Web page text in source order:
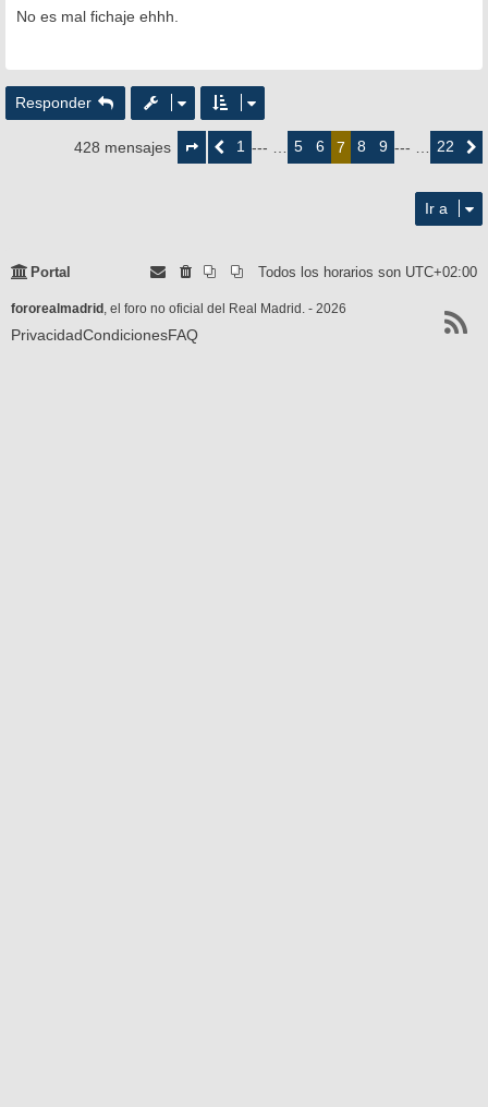
n
s
e
No es mal fichaje ehhh.
Responder
428 mensajes
Página
deAnterior
1 --- … 5 6 7 8 9 --- … 22
Ir a
Portal Todos los horarios son UTC+02:00
fororealmadrid , el foro no oficial del Real Madrid. - 2026
PrivacidadCondicionesFAQ